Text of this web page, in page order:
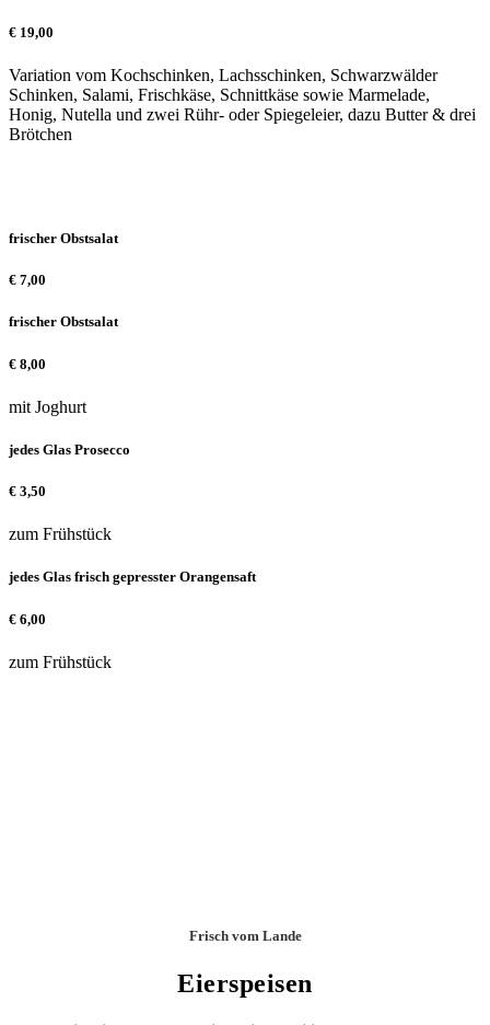
€ 19,00
Variation vom Kochschinken, Lachsschinken, Schwarzwälder
Schinken, Salami, Frischkäse, Schnittkäse sowie Marmelade,
Honig, Nutella und zwei Rühr- oder Spiegeleier, dazu Butter & drei
Brötchen
frischer Obstsalat
€ 7,00
frischer Obstsalat
€ 8,00
mit Joghurt
jedes Glas Prosecco
€ 3,50
zum Frühstück
jedes Glas frisch gepresster Orangensaft
€ 6,00
zum Frühstück
Frisch vom Lande
Eierspeisen